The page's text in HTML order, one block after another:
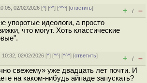
02/02/2026 [^] [^^] [^^^] [ответить]
+ / –
упоротые идеологи, а просто
что могут. Хоть классические
10:32, 02/02/2026 [^] [^^] [^^^] [ответить]
+ / –
свежему» уже двадцать лет почти. И
на каком-нибудь айпаде запускать?